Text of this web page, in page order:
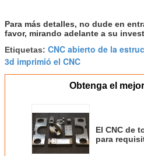
Para más detalles, no dude en
favor, mirando adelante a su
Etiquetas: CNC abierto de la
3d imprimió el CNC
Obtenga el
El CNC de
para